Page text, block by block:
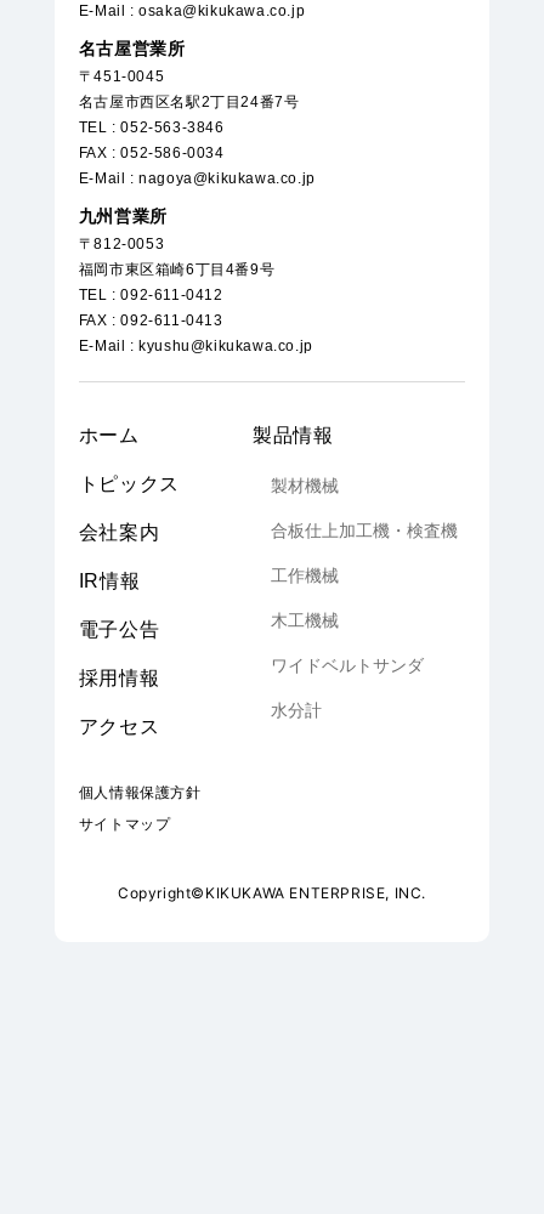
E-Mail : osaka@kikukawa.co.jp
名古屋営業所
〒451-0045
名古屋市西区名駅2丁目24番7号
TEL : 052-563-3846
FAX : 052-586-0034
E-Mail : nagoya@kikukawa.co.jp
九州営業所
〒812-0053
福岡市東区箱崎6丁目4番9号
TEL : 092-611-0412
FAX : 092-611-0413
E-Mail : kyushu@kikukawa.co.jp
ホーム
トピックス
会社案内
IR情報
電子公告
採用情報
アクセス
個人情報保護方針
サイトマップ
製品情報
製材機械
合板仕上加工機・検査機
工作機械
木工機械
ワイドベルトサンダ
水分計
Copyright© KIKUKAWA ENTERPRISE, INC.